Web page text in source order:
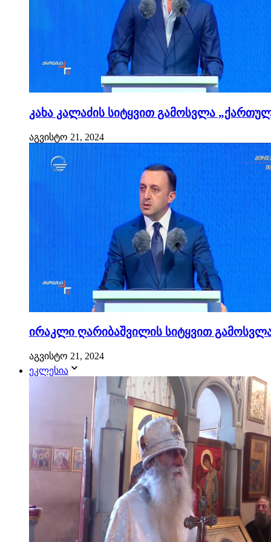
კახა კალაძის სიტყვით გამოსვლა
აგვისტო 21, 2024
ირაკლი ღარიბაშვილის სიტყვით
აგვისტო 21, 2024
ეკლესია